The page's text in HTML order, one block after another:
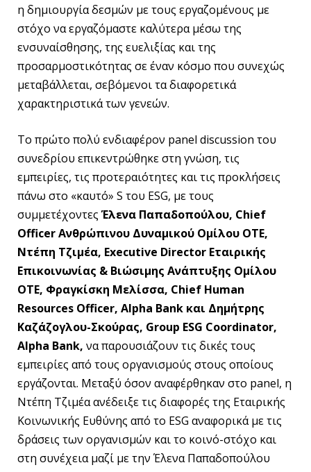
η δημιουργία δεσμών με τους εργαζομένους με
στόχο να εργαζόμαστε καλύτερα μέσω της
ενσυναίσθησης, της ευελιξίας και της
προσαρμοστικότητας σε έναν κόσμο που συνεχώς
μεταβάλλεται, σεβόμενοι τα διαφορετικά
χαρακτηριστικά των γενεών.
Το πρώτο πολύ ενδιαφέρον panel discussion του
συνεδρίου επικεντρώθηκε στη γνώση, τις
εμπειρίες, τις προτεραιότητες και τις προκλήσεις
πάνω στο «καυτό» S του ESG, με τους
συμμετέχοντεςΈλενα Παπαδοπούλου, Chief
Officer Ανθρώπινου Δυναμικού Ομίλου ΟΤΕ,
Ντέπη Τζιμέα, Executive Director Εταιρικής
Επικοινωνίας & Βιώσιμης Ανάπτυξης Ομίλου
ΟΤΕ, Φραγκίσκη Μελίσσα, Chief Human
Resources Officer, Alpha Bank και Δημήτρης
Καζάζογλου-Σκούρας, Group ESG Coordinator,
Alpha Bank, να παρουσιάζουν τις δικές τους
εμπειρίες από τους οργανισμούς στους οποίους
εργάζονται. Μεταξύ όσον αναφέρθηκαν στο panel, η
Ντέπη Τζιμέα ανέδειξε τις διαφορές της Εταιρικής
Κοινωνικής Ευθύνης από το ESG αναφορικά με τις
δράσεις των οργανισμών και το κοινό-στόχο και
στη συνέχεια μαζί με την Έλενα Παπαδοπούλου